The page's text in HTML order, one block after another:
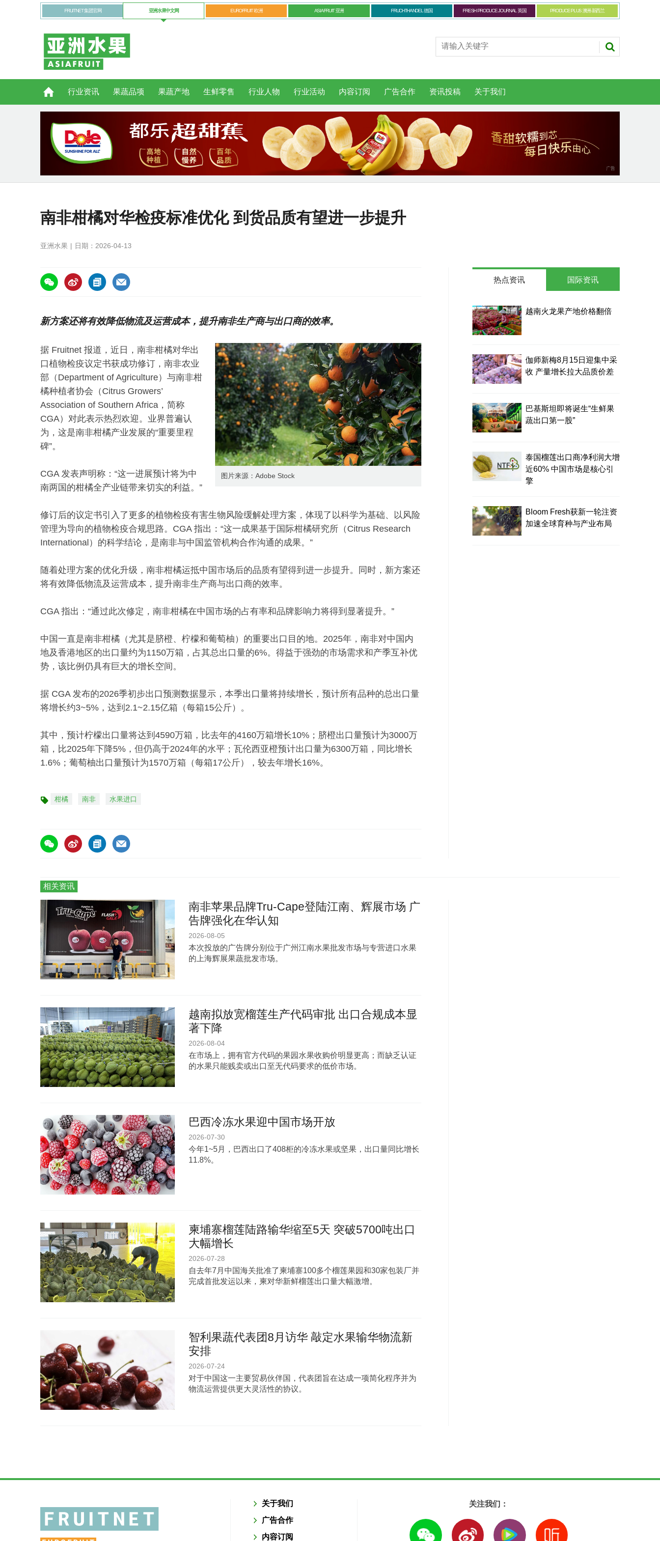
FRUITNET 集团官网 亚洲水果中文网 EUROFRUIT 欧洲 ASIAFRUIT 亚洲 FRUCHTHANDEL 德国 FRESH PRODUCE JOURNAL 英国 PRODUCE PLUS 澳洲-新西兰
行业资讯 果蔬品项 果蔬产地 生鲜零售 行业人物 行业活动 内容订阅 广告合作 资讯投稿 关于我们
南非柑橘对华检疫标准优化 到货品质有望进一步提升
亚洲水果 日期：2026-04-13
https://asiafruitchina.net/31815.html
新方案还将有效降低物流及运营成本，提升南非生产商与出口商的效率。
图片来源：Adobe Stock
据 Fruitnet 报道，近日，南非柑橘对华出
口植物检疫议定书获成功修订，南非农业
部（Department of Agriculture）与南非柑
橘种植者协会（Citrus Growers’
Association of Southern Africa，简称
CGA）对此表示热烈欢迎。业界普遍认
为，这是南非柑橘产业发展的“重要里程
碑”。
CGA 发表声明称：“这一进展预计将为中
南两国的柑橘全产业链带来切实的利益。”
修订后的议定书引入了更多的植物检疫有害生物风险缓解处理方案，体现了以科学为基础、以风险
管理为导向的植物检疫合规思路。CGA 指出：“这一成果基于国际柑橘研究所（Citrus Research
International）的科学结论，是南非与中国监管机构合作沟通的成果。”
随着处理方案的优化升级，南非柑橘运抵中国市场后的品质有望得到进一步提升。同时，新方案还
将有效降低物流及运营成本，提升南非生产商与出口商的效率。
CGA 指出：“通过此次修定，南非柑橘在中国市场的占有率和品牌影响力将得到显著提升。”
中国一直是南非柑橘（尤其是脐橙、柠檬和葡萄柚）的重要出口目的地。2025年，南非对中国内
地及香港地区的出口量约为1150万箱，占其总出口量的6%。得益于强劲的市场需求和产季互补优
势，该比例仍具有巨大的增长空间。
据 CGA 发布的2026季初步出口预测数据显示，本季出口量将持续增长，预计所有品种的总出口量
将增长约3~5%，达到2.1~2.15亿箱（每箱15公斤）。
其中，预计柠檬出口量将达到4590万箱，比去年的4160万箱增长10%；脐橙出口量预计为3000万
箱，比2025年下降5%，但仍高于2024年的水平；瓦伦西亚橙预计出口量为6300万箱，同比增长
1.6%；葡萄柚出口量预计为1570万箱（每箱17公斤），较去年增长16%。
标 柑橘 南非 水果进口
热点资讯
越南火龙果产地价格翻倍
伽师新梅8月15日迎集中采
收 产量增长拉大品质价差
巴基斯坦即将诞生“生鲜果
蔬出口第一股”
泰国榴莲出口商净利润大增
近60% 中国市场是核心引
擎
Bloom Fresh获新一轮注资
加速全球育种与产业布局
国际资讯
相关资讯
南非苹果品牌Tru-Cape登陆江南、辉展市场 广
告牌强化在华认知
2026-08-05
本次投放的广告牌分别位于广州江南水果批发市场与专营进口水果
的上海辉展果蔬批发市场。
越南拟放宽榴莲生产代码审批 出口合规成本显
著下降
2026-08-04
在市场上，拥有官方代码的果园水果收购价明显更高；而缺乏认证
的水果只能贱卖或出口至无代码要求的低价市场。
巴西冷冻水果迎中国市场开放
2026-07-30
今年1~5月，巴西出口了408柜的冷冻水果或坚果，出口量同比增长
11.8%。
柬埔寨榴莲陆路输华缩至5天 突破5700吨出口
大幅增长
2026-07-28
自去年7月中国海关批准了柬埔寨100多个榴莲果园和30家包装厂并
完成首批发运以来，柬对华新鲜榴莲出口量大幅激增。
智利果蔬代表团8月访华 敲定水果输华物流新
安排
2026-07-24
对于中国这一主要贸易伙伴国，代表团旨在达成一项简化程序并为
物流运营提供更大灵活性的协议。
关于我们
广告合作
内容订阅
关注我们：